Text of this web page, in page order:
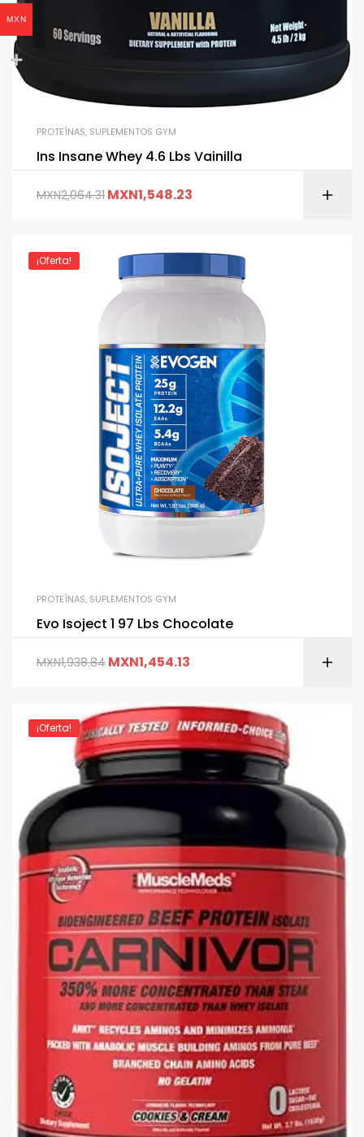
PROTEÍNAS, SUPLEMENTOS GYM
Ins Insane Whey 4.6 Lbs Vainilla
MXN2,064.31 MXN1,548.23
¡Oferta!
PROTEÍNAS, SUPLEMENTOS GYM
Evo Isoject 1 97 Lbs Chocolate
MXN1,938.84 MXN1,454.13
¡Oferta!
MXN